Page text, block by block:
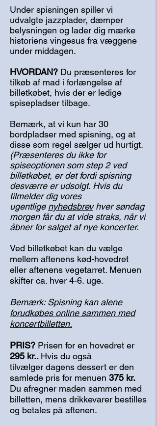
Under spisningen spiller vi
udvalgte jazzplader, dæmper
belysningen og lader dig mærke
historiens vingesus fra væggene
under middagen.
HVORDAN? Du præsenteres for
tilkøb af mad i forlængelse af
billetkøbet, hvis der er ledige
spisepladser tilbage.
Bemærk, at vi kun har 30
bordpladser med spisning, og at
disse som regel sælger ud hurtigt.
(Præsenteres du ikke for
spiseoptionen som step 2 ved
billetkøbet, er det fordi spisning
desværre er udsolgt. Hvis du
tilmelder dig vores
ugentlige nyhedsbrevhver søndag
morgen får du at vide straks, når vi
åbner for salget af nye koncerter.
Ved billetkøbet kan du vælge
mellem aftenens kød-hovedret
eller aftenens vegetarret. Menuen
skifter ca. hver 4-6. uge.
Bemærk: Spisning kan alene
forudkøbes online sammen med
koncertbilletten.
PRIS? Prisen for en hovedret er
295 kr.. Hvis du også
tilvælger dagens dessert er den
samlede pris for menuen 375 kr.
Du afregner maden sammen med
billetten, mens drikkevarer bestilles
og betales på aftenen.